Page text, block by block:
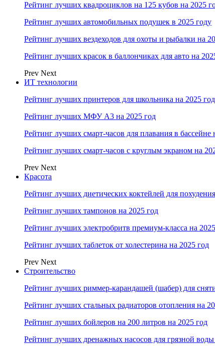
Рейтинг лучших квадроциклов на 125 кубов на 2025
Рейтинг лучших автомобильных подушек в 2025 году
Рейтинг лучших вездеходов для охоты и рыбалки на
Рейтинг лучших красок в баллончиках для авто на
Prev Next
ИТ технологии
Рейтинг лучших принтеров для школьника на 2025 год
Рейтинг лучших МФУ А3 на 2025 год
Рейтинг лучших смарт-часов для плавания в бассейне
Рейтинг лучших смарт-часов с круглым экраном на
Prev Next
Красота
Рейтинг лучших диетических коктейлей для
Рейтинг лучших тампонов на 2025 год
Рейтинг лучших электробритв премиум-класса на
Рейтинг лучших таблеток от холестерина на 2025 год
Prev Next
Строительство
Рейтинг лучших риммер-карандашей (шабер) для
Рейтинг лучших стальных радиаторов отопления на
Рейтинг лучших бойлеров на 200 литров на 2025 год
Рейтинг лучших дренажных насосов для грязной